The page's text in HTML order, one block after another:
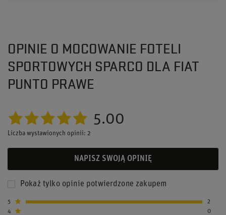
OPINIE O MOCOWANIE FOTELI
SPORTOWYCH SPARCO DLA FIAT
PUNTO PRAWE
5.00
Liczba wystawionych opinii: 2
NAPISZ SWOJĄ OPINIĘ
Pokaż tylko opinie potwierdzone zakupem
5
2
4
0